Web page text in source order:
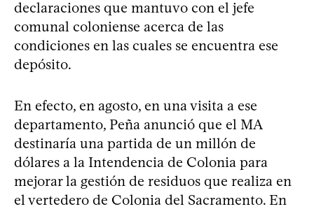
declaraciones que mantuvo con el jefe
comunal coloniense acerca de las
condiciones en las cuales se encuentra ese
depósito.
En efecto, en agosto, en una visita a ese
departamento, Peña anunció que el MA
destinaría una partida de un millón de
dólares a la Intendencia de Colonia para
mejorar la gestión de residuos que realiza en
el vertedero de Colonia del Sacramento. En